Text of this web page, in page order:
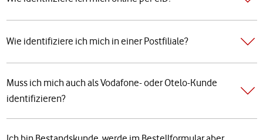
Wie identifiziere ich mich in einer Postfiliale?
Muss ich mich auch als Vodafone- oder Otelo-Kunde
identifizieren?